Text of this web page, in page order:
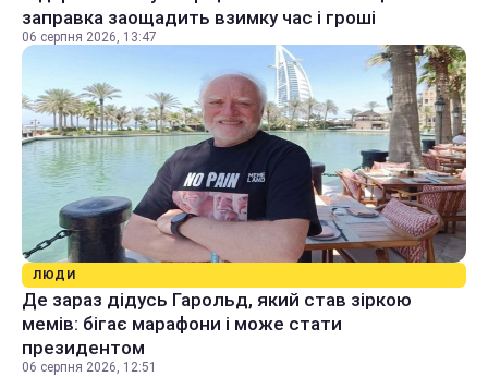
заправка заощадить взимку час і гроші
06 серпня 2026, 13:47
ЛЮДИ
Де зараз дідусь Гарольд, який став зіркою
мемів: бігає марафони і може стати
президентом
06 серпня 2026, 12:51